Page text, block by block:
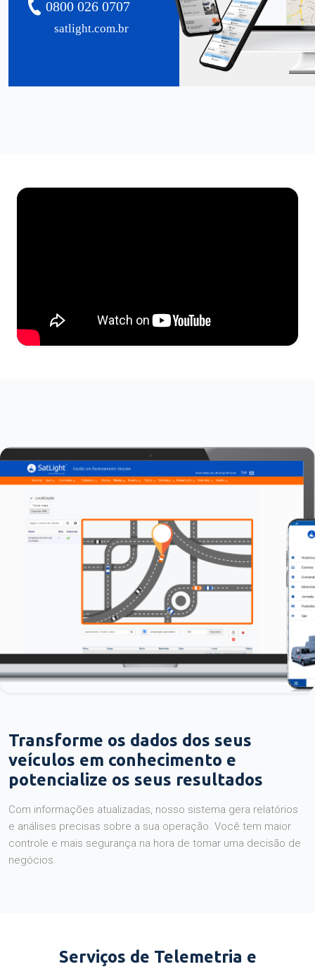
satlight.com.br
0800 026 0707
Transforme os dados dos seus
veículos em conhecimento e
potencialize os seus resultados
Com informações atualizadas, nosso sistema gera relatórios
e análises precisas sobre a sua operação. Você tem maior
controle e mais segurança na hora de tomar uma decisão de
negócios.
Serviços de Telemetria e